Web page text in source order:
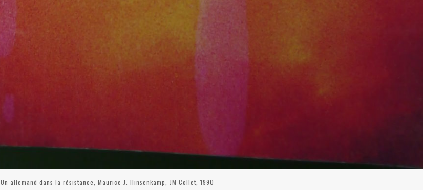
Un allemand dans la résistance, Maurice J. Hinsenkamp, JM Collet, 1990